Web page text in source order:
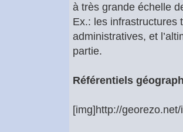
à très grande échelle
Ex.: les infrastructures
administratives, et
partie.
Référentiels
[img]http://